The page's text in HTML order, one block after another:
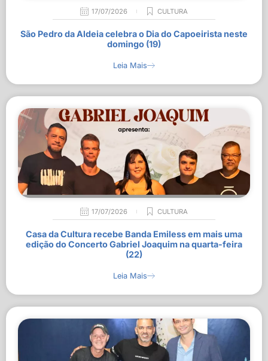
17/07/2026 CULTURA
São Pedro da Aldeia celebra o Dia do Capoeirista neste
domingo (19)
Leia Mais
17/07/2026 CULTURA
Casa da Cultura recebe Banda Emiless em mais uma
edição do Concerto Gabriel Joaquim na quarta-feira
(22)
Leia Mais